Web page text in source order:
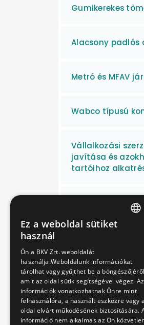
Gumikerekes
Alacsony
Metró és MFAV
Wabco típusú
Vállalkozási
javítása és
tartóihoz
Motorikus
Műszaki
Volvo 7700A
időszakos
Ez a weboldal sütiket
használ
Ön a BKV Zrt. weboldalát
használja.Weboldalunk információkat
tárolhat vagy gyűjthet be a
amit az oldal sütik segítségével végez. Az
információk vonatkozhatnak Önre mint
felhasználóra, a használt eszközre vagy
oldal elvárt működésének biztosítására.
információ nem alkalmas az Ön